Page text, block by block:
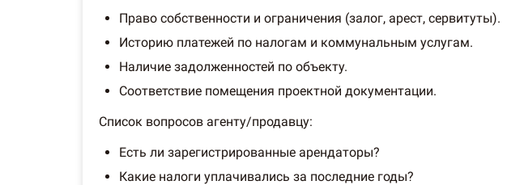
Право собственности и ограничения (залог, арест, сервитуты).
Историю платежей по налогам и коммунальным услугам.
Наличие задолженностей по объекту.
Соответствие помещения проектной документации.
Список вопросов агенту/продавцу:
Есть ли зарегистрированные арендаторы?
Какие налоги уплачивались за последние годы?